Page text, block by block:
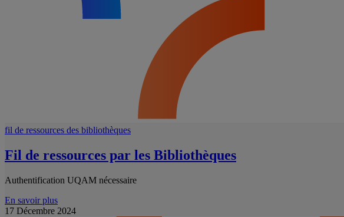
fil de ressources des bibliothèques
Fil de ressources par les Bibliothèques
Authentification UQAM nécessaire
En savoir plus
17 Décembre 2024